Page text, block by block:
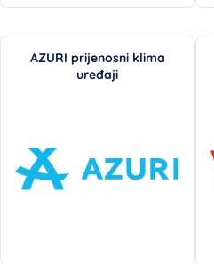
AZURI prijenosni klima
uređaji